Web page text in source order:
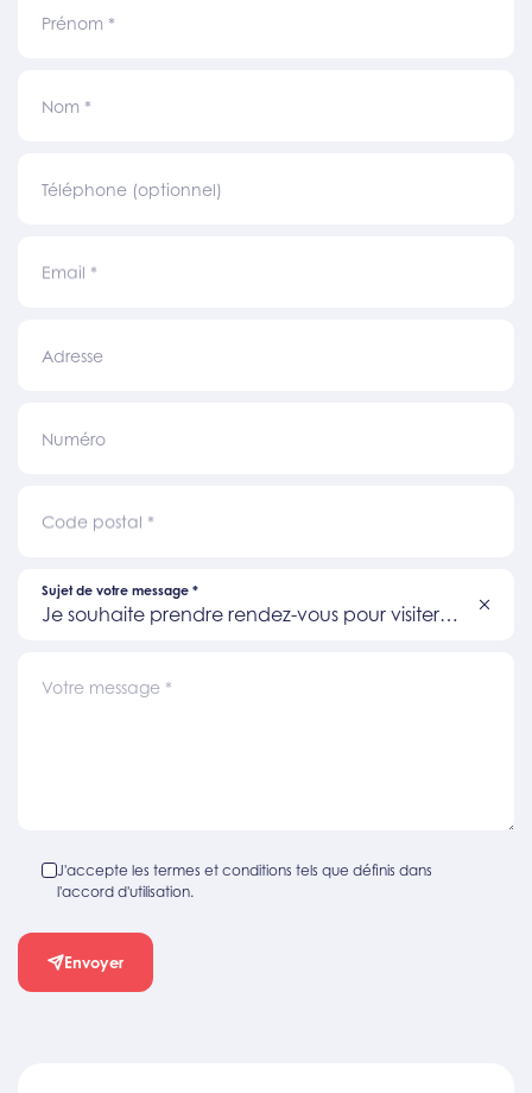
Prénom *
Nom *
Téléphone (optionnel)
Email *
Adresse
Numéro
Code postal *
Sujet de votre message *
Je souhaite prendre rendez-vous pour visiter
Votre message *
J'accepte les termes et conditions tels que définis dans
l'accord d'utilisation.
Envoyer